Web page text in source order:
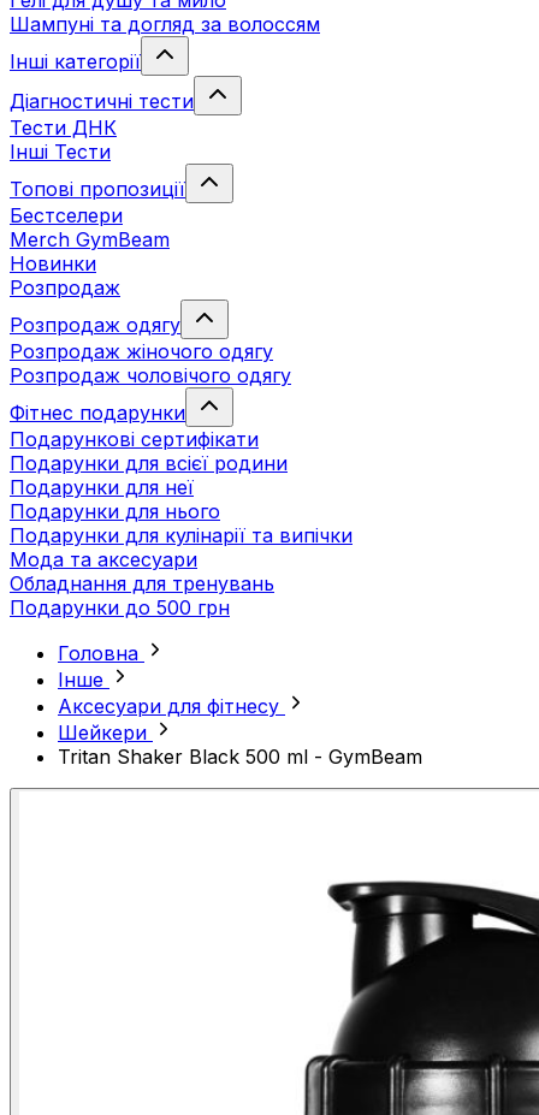
Шампуні та догляд за волоссям
Інші категорії
Діагностичні тести
Тести ДНК
Інші Тести
Топові пропозиції
Бестселери
Merch GymBeam
Новинки
Розпродаж
Розпродаж одягу
Розпродаж жіночого одягу
Розпродаж чоловічого одягу
Фітнес подарунки
Подарункові сертифікати
Подарунки для всієї родини
Подарунки для неї
Подарунки для нього
Подарунки для кулінарії та випічки
Мода та аксесуари
Обладнання для тренувань
Подарунки до 500 грн
Головна
Інше
Аксесуари для фітнесу
Шейкери
Tritan Shaker Black 500 ml - GymBeam